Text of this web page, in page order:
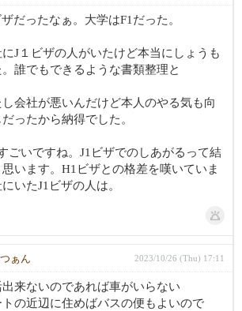
だったなぁ。大学はF1だった。
J１ビザの人がいたけど本当にしょうも
誰でもできるような書類整理と
会社が悪いんだけど本人のやる気も向
ったから納得でした。
ごいですね。J1ビザでのしあがるって結
います。H1ビザとの格差を嘆いていま
いたJ1ビザの人は。
ぁん 2023/10/26 (Thu) 17:11
来ないのであれば車がいらない
の近辺に住めばバスの便もよいので